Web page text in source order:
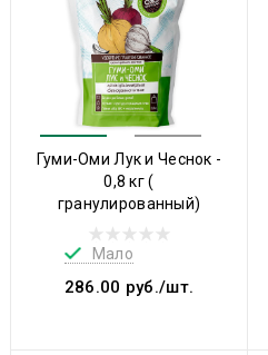
Гуми-Оми Лук и Чеснок -
0,8 кг (
гранулированный)
Мало
286.00 руб./шт.